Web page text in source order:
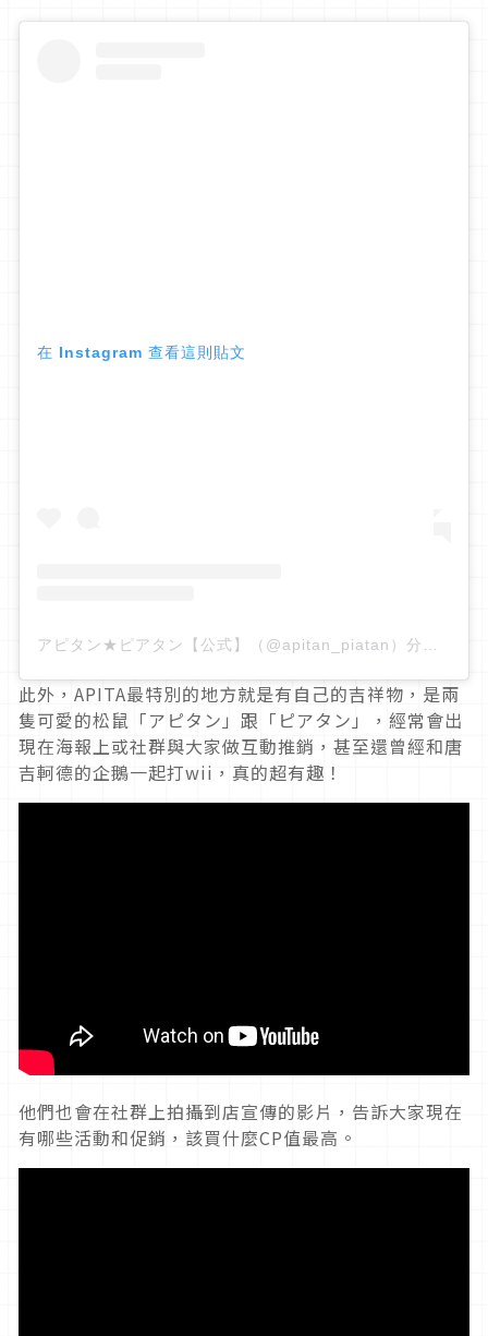
在 Instagram 查看這則貼文
アピタン★ピアタン【公式】（@apitan_piatan）分享的貼文
此外，APITA最特別的地方就是有自己的吉祥物，是兩
隻可愛的松鼠「アピタン」跟「ピアタン」，經常會出
現在海報上或社群與大家做互動推銷，甚至還曾經和唐
吉軻德的企鵝一起打wii，真的超有趣！
他們也會在社群上拍攝到店宣傳的影片，告訴大家現在
有哪些活動和促銷，該買什麼CP值最高。